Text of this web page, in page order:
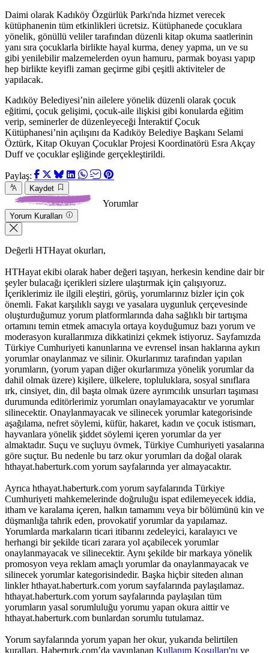
Daimi olarak Kadıköy Özgürlük Parkı'nda hizmet verecek
kütüphanenin tüm etkinlikleri ücretsiz. Kütüphanede çocuklara
yönelik, gönüllü veliler tarafından düzenli kitap okuma saatlerinin
yanı sıra çocuklarla birlikte hayal kurma, deney yapma, un ve su
gibi yenilebilir malzemelerden oyun hamuru, parmak boyası yapıp
hep birlikte keyifli zaman geçirme gibi çeşitli aktiviteler de
yapılacak.
Kadıköy Belediyesi’nin ailelere yönelik düzenli olarak çocuk
eğitimi, çocuk gelişimi, çocuk-aile ilişkisi gibi konularda eğitim
verip, seminerler de düzenleyeceği İnteraktif Çocuk
Kütüphanesi’nin açılışını da Kadıköy Belediye Başkanı Selami
Öztürk, Kitap Okuyan Çocuklar Projesi Koordinatörü Esra Akçay
Duff ve çocuklar eşliğinde gerçekleştirildi.
Paylaş:
Kaydet
Yorumlar
Yorum Kuralları
Değerli HTHayat okurları,
HTHayat ekibi olarak haber değeri taşıyan, herkesin kendine dair bir
şeyler bulacağı içerikleri sizlere ulaştırmak için çalışıyoruz.
İçeriklerimiz ile ilgili eleştiri, görüş, yorumlarınız bizler için çok
önemli. Fakat karşılıklı saygı ve yasalara uygunluk çerçevesinde
oluşturduğumuz yorum platformlarında daha sağlıklı bir tartışma
ortamını temin etmek amacıyla ortaya koyduğumuz bazı yorum ve
moderasyon kurallarımıza dikkatinizi çekmek istiyoruz. Sayfamızda
Türkiye Cumhuriyeti kanunlarına ve evrensel insan haklarına aykırı
yorumlar onaylanmaz ve silinir. Okurlarımız tarafından yapılan
yorumların, (yorum yapan diğer okurlarımıza yönelik yorumlar da
dahil olmak üzere) kişilere, ülkelere, topluluklara, sosyal sınıflara
ırk, cinsiyet, din, dil başta olmak üzere ayrımcılık unsurları taşıması
durumunda editörlerimiz yorumları onaylamayacaktır ve yorumlar
silinecektir. Onaylanmayacak ve silinecek yorumlar kategorisinde
aşağılama, nefret söylemi, küfür, hakaret, kadın ve çocuk istismarı,
hayvanlara yönelik şiddet söylemi içeren yorumlar da yer
almaktadır. Suçu ve suçluyu övmek, Türkiye Cumhuriyeti yasalarına
göre suçtur. Bu nedenle bu tarz okur yorumları da doğal olarak
hthayat.haberturk.com yorum sayfalarında yer almayacaktır.
Ayrıca hthayat.haberturk.com yorum sayfalarında Türkiye
Cumhuriyeti mahkemelerinde doğruluğu ispat edilemeyecek iddia,
itham ve karalama içeren, halkın tamamını veya bir bölümünü kin ve
düşmanlığa tahrik eden, provokatif yorumlar da yapılamaz.
Yorumlarda markaların ticari itibarını zedeleyici, karalayıcı ve
herhangi bir şekilde ticari zarara yol açabilecek yorumlar
onaylanmayacak ve silinecektir. Aynı şekilde bir markaya yönelik
promosyon veya reklam amaçlı yorumlar da onaylanmayacak ve
silinecek yorumlar kategorisindedir. Başka hiçbir siteden alınan
linkler hthayat.haberturk.com yorum sayfalarında paylaşılamaz.
hthayat.haberturk.com yorum sayfalarında paylaşılan tüm
yorumların yasal sorumluluğu yorumu yapan okura aittir ve
hthayat.haberturk.com bunlardan sorumlu tutulamaz.
Yorum sayfalarında yorum yapan her okur, yukarıda belirtilen
kuralları, Haberturk.com’da yayınlanan Kullanım Koşulları'nı ve